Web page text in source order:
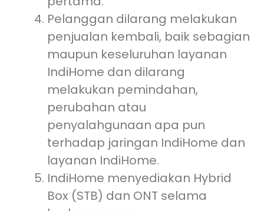
Pelanggan dilarang melakukan
penjualan kembali, baik sebagian
maupun keseluruhan layanan
IndiHome dan dilarang
melakukan pemindahan,
perubahan atau
penyalahgunaan apa pun
terhadap jaringan IndiHome dan
layanan IndiHome.
IndiHome menyediakan Hybrid
Box (STB) dan ONT selama